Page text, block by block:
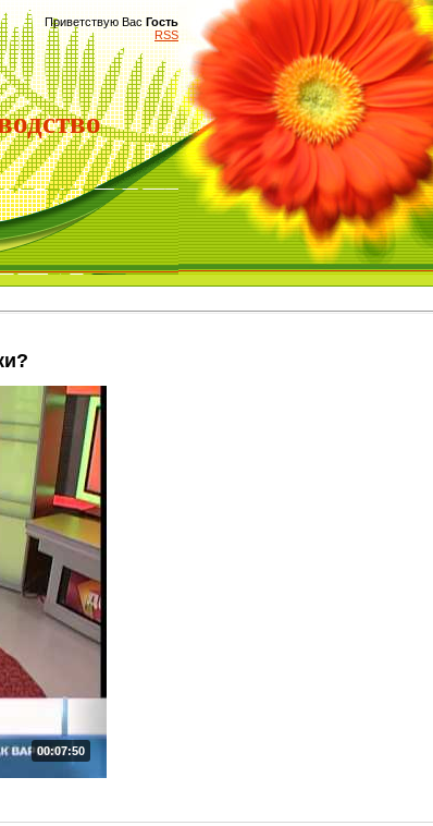
Приветствую Вас Гость
RSS
00:07:50